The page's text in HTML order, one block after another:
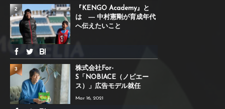
『KENGO Academy』と
は ― 中村憲剛が育成年代
へ伝えたいこと
2
株式会社For-
S「NOBIACE（ノビエー
ス）」広告モデル就任
Mar 16, 2021
3